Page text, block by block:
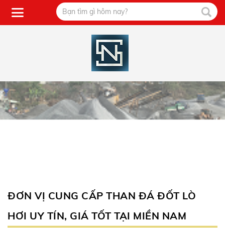
ĐƠN VỊ CUNG CẤP THAN ĐÁ ĐỐT LÒ
HƠI UY TÍN, GIÁ TỐT TẠI MIỀN NAM